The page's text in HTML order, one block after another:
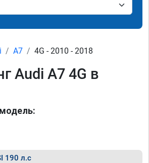
A7 4G - 2010 - 2018
Audi A7 4G в
190 л.с